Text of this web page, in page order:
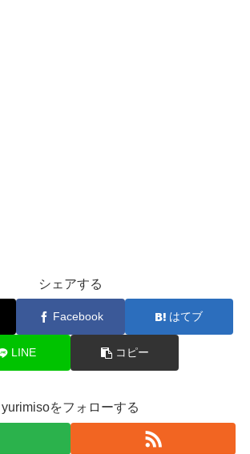
シェアする
Facebook はてブ
LINE コピー
yurimisoをフォローする